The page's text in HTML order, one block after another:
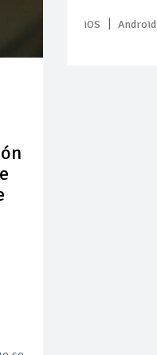
iOS | Android